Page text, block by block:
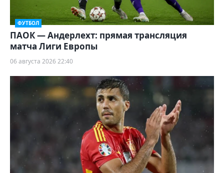
ФУТБОЛ
ПАОК — Андерлехт: прямая трансляция
матча Лиги Европы
06 августа 2026 22:40